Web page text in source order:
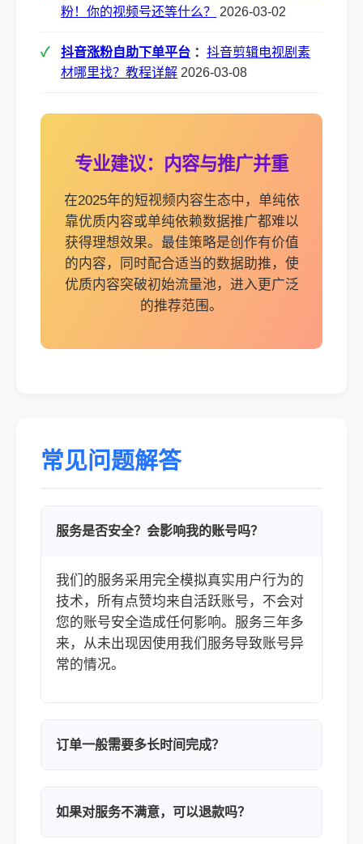
粉！你的视频号还等什么？
2026-03-02
抖音涨粉自助下单平台 ： 抖音剪辑电视剧素
材哪里找？教程详解 2026-03-08
专业建议：内容与推广并重
在2025年的短视频内容生态中，单纯依
靠优质内容或单纯依赖数据推广都难以
获得理想效果。最佳策略是创作有价值
的内容，同时配合适当的数据助推，使
优质内容突破初始流量池，进入更广泛
的推荐范围。
常见问题解答
服务是否安全？会影响我的账号吗？
我们的服务采用完全模拟真实用户行为的
技术，所有点赞均来自活跃账号，不会对
您的账号安全造成任何影响。服务三年多
来，从未出现因使用我们服务导致账号异
常的情况。
订单一般需要多长时间完成？
如果对服务不满意，可以退款吗？